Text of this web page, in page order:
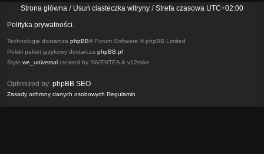
Strona główna Usuń ciasteczka witryny Strefa czasowa UTC+02:00
Polityka prywatności.
Technologię dostarcza phpBB® Forum Software © phpBB Limited
Polski pakiet językowy dostarcza phpBB.pl
Style we_universal created by INVENTEA & v12mike
Optimized by: phpBB SEO
Zasady ochrony danych osobowych Regulamin